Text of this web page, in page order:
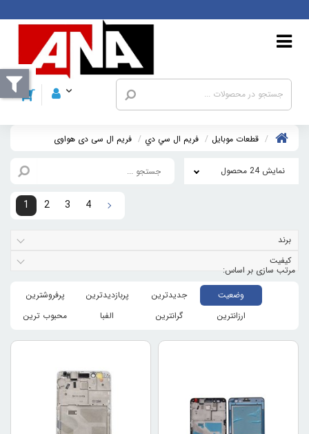
قطعات موبايل فريم ال سي دي فریم ال سی دی هواوی
نمایش 24 محصول
1 2 3 4
برند
کیفیت
وضعیت جدیدترین پربازدیدترین
پرفروشترین
ارزانترین
گرانترین الفبا محبوب ترین